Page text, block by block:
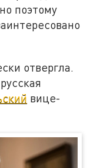
поэтому
отвергла.
вице-